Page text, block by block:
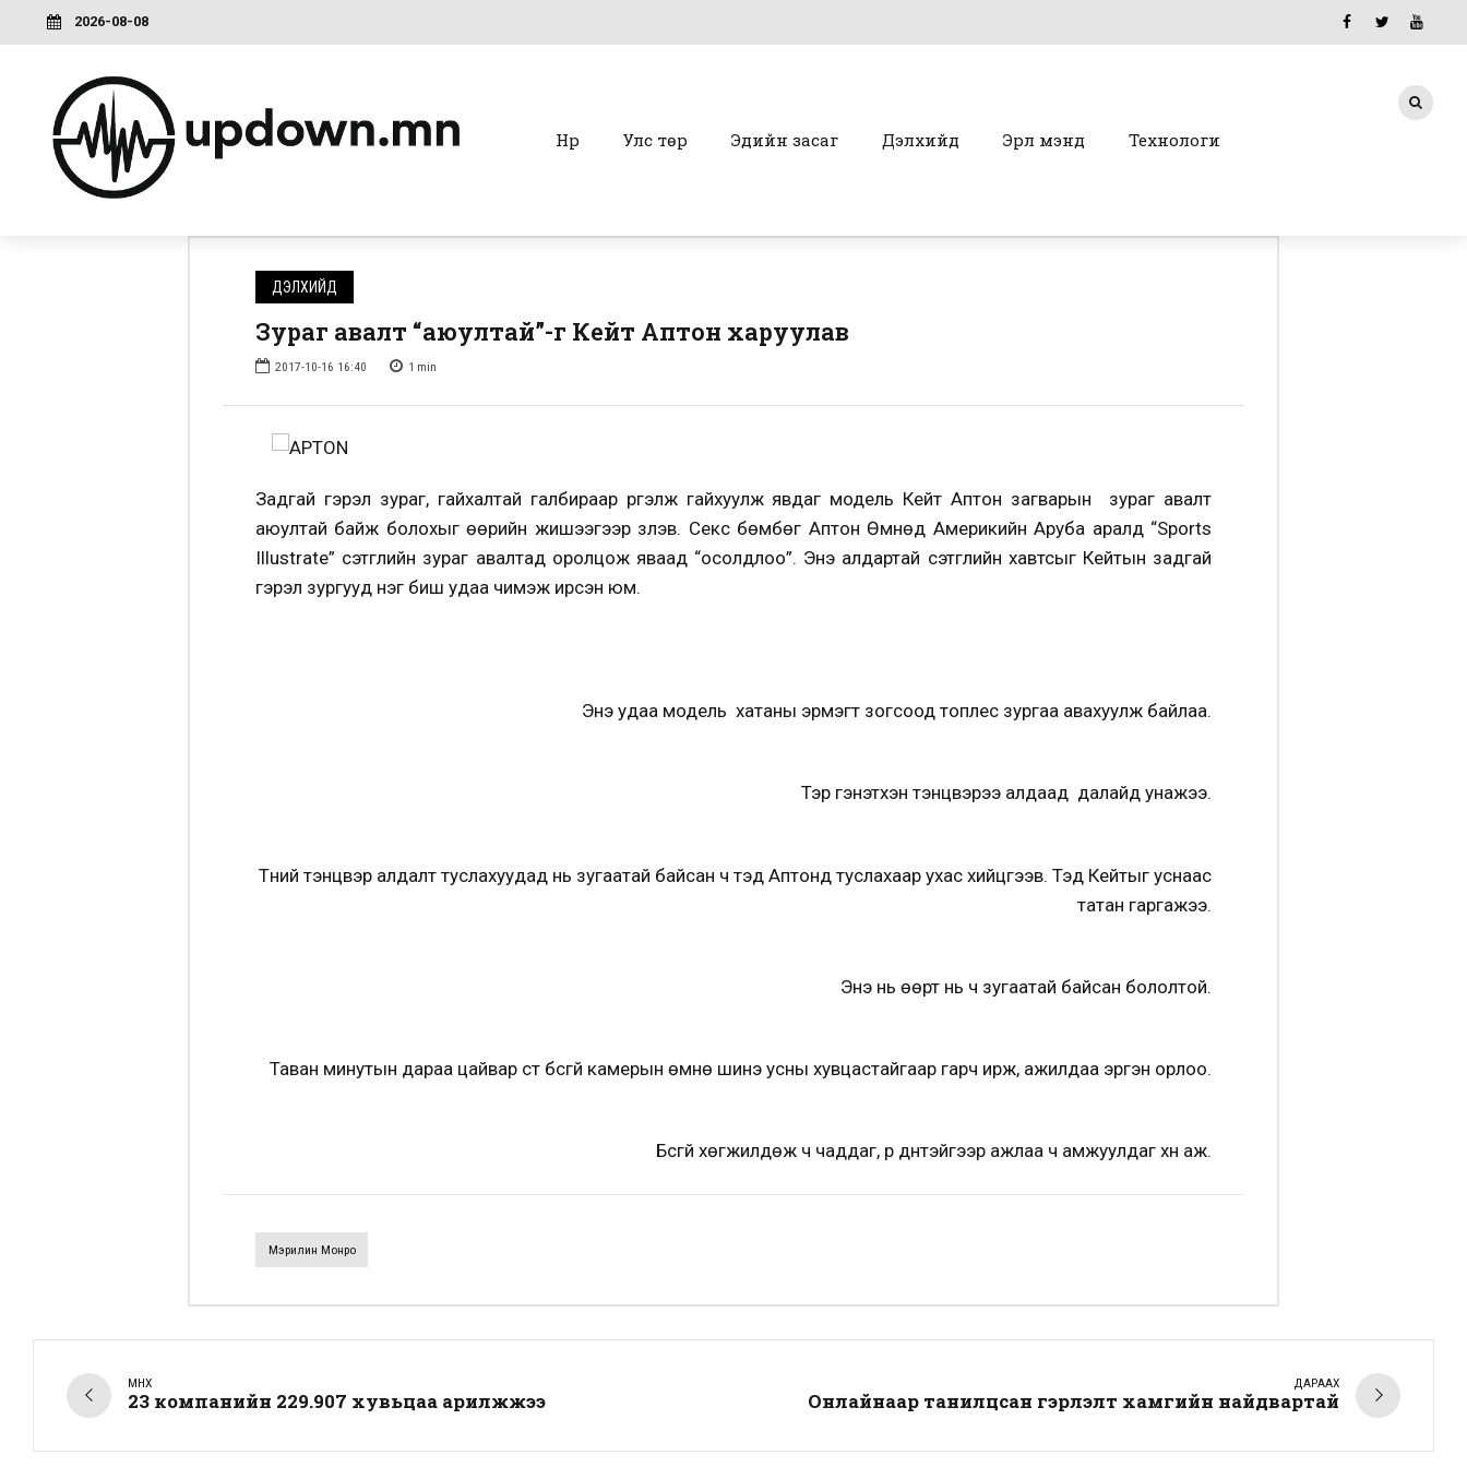
2026-08-08
Нүүр Улс төр Эдийн засаг Дэлхийд Эрүүл мэнд Технологи
ДЭЛХИЙД
Зураг авалт “аюултай”-г Кейт Аптон харуулав
2017-10-16 16:40 1 min
Задгай гэрэл зураг, гайхалтай галбираар үргэлж гайхуулж явдаг модель Кейт Аптон загварын зураг авалт
аюултай байж болохыг өөрийн жишээгээр үзүүлэв. Секс бөмбөг Аптон Өмнөд Америкийн Аруба аралд “Sports
Illustrate” сэтгүүлийн зураг авалтад оролцож яваад “осолдлоо”. Энэ алдартай сэтгүүлийн хавтсыг Кейтын задгай
гэрэл зургууд нэг биш удаа чимэж ирсэн юм.
Энэ удаа модель хатаны эрмэгт зогсоод топлес зургаа авахуулж байлаа.
Тэр гэнэтхэн тэнцвэрээ алдаад далайд унажээ.
Түүний тэнцвэр алдалт туслахуудад нь зугаатай байсан ч тэд Аптонд туслахаар ухас хийцгээв. Тэд Кейтыг уснаас
татан гаргажээ.
Энэ нь өөрт нь ч зугаатай байсан бололтой.
Таван минутын дараа цайвар үст бүсгүй камерын өмнө шинэ усны хувцастайгаар гарч ирж, ажилдаа эргэн орлоо.
Бүсгүй хөгжилдөж ч чаддаг, үр дүнтэйгээр ажлаа ч амжуулдаг хүн аж.
Мэрилин Монро
ӨМНӨХ
23 компанийн 229.907 хувьцаа арилжжээ
ДАРААХ
Онлайнаар танилцсан гэрлэлт хамгийн найдвартай